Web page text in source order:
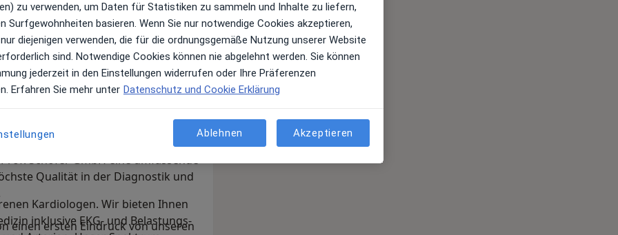
und Kardiologe im MVZ Prof.
Altona freut mich sehr.
auf die Diagnostik und Behandlung
Grenzen Hamburgs und
kardiologisches Zentrum.
des Medizinischen
Schofer GmbH eine umfassende
Qualität in der Diagnostik und
einen ersten Eindruck von unseren
Gesundheit, unser
Sie frühzeitig zu erkennen und
Wissenschaft zu behandeln ist
Kardiologen. Wir bieten Ihnen
inklusive EKG- und Belastungs-
zu verwenden, um Daten für Statistiken zu sammeln und Inhalte zu liefern,
Surfgewohnheiten basieren. Wenn Sie nur notwendige Cookies akzeptieren,
diejenigen verwenden, die für die ordnungsgemäße Nutzung unserer Website
sind. Notwendige Cookies können nie abgelehnt werden. Sie können
jederzeit in den Einstellungen widerrufen oder Ihre Präferenzen
Erfahren Sie mehr unter Datenschutz und Cookie Erklärung
Ablehnen Akzeptieren